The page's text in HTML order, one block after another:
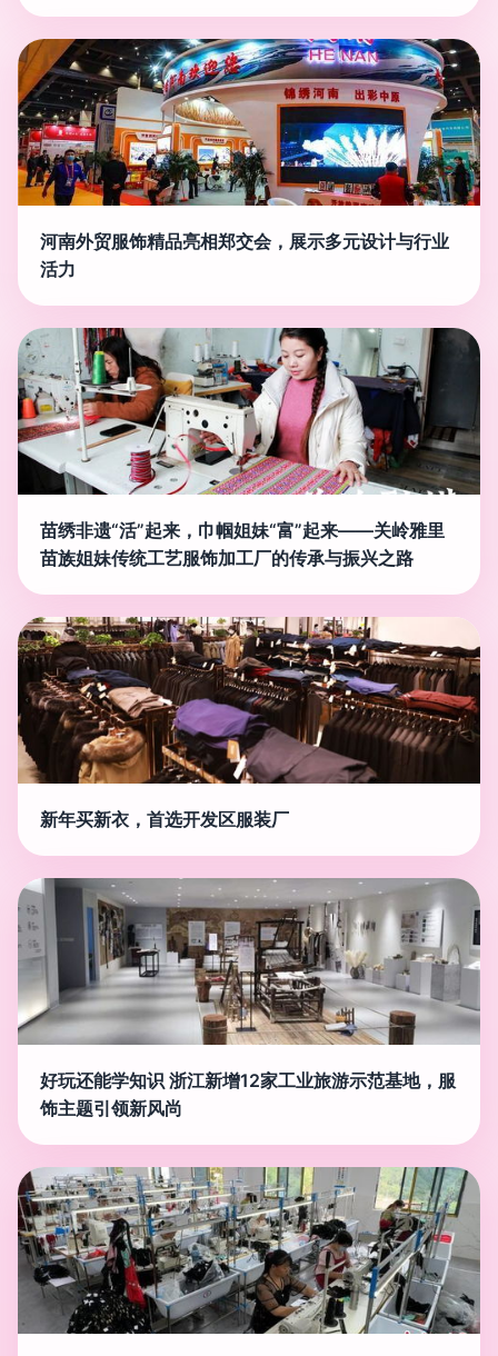
河南外贸服饰精品亮相郑交会，展示多元设计与行业
活力
苗绣非遗“活”起来，巾帼姐妹“富”起来——关岭雅里
苗族姐妹传统工艺服饰加工厂的传承与振兴之路
新年买新衣，首选开发区服装厂
好玩还能学知识 浙江新增12家工业旅游示范基地，服
饰主题引领新风尚